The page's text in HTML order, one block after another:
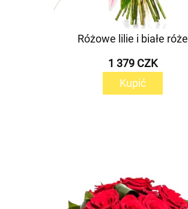
Różowe lilie i białe róże
1 379 CZK
Kupić